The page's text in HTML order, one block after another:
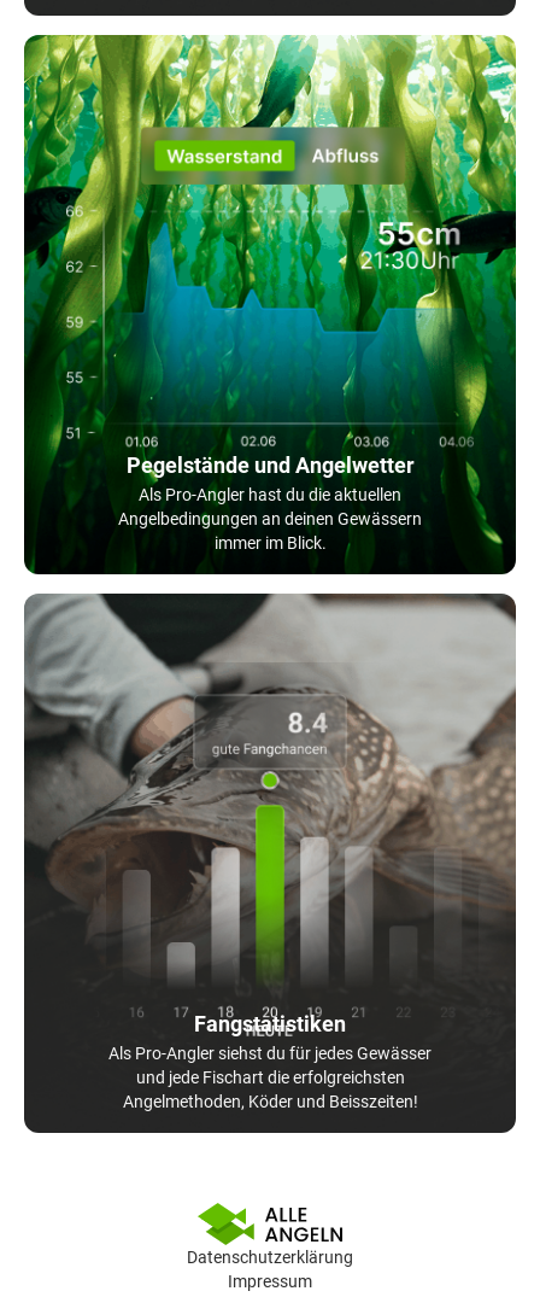
Pegelstände und Angelwetter
Als Pro-Angler hast du die aktuellen
Angelbedingungen an deinen Gewässern
immer im Blick.
Fangstatistiken
Als Pro-Angler siehst du für jedes Gewässer
und jede Fischart die erfolgreichsten
Angelmethoden, Köder und Beisszeiten!
Datenschutzerklärung
Impressum